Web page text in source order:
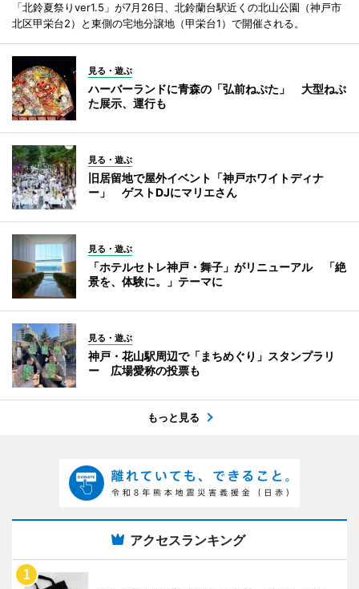
「北鈴夏祭りver1.5」が7月26日、北鈴蘭台駅近くの北山公園（神戸市
北区甲栄台2）と東側の宅地分譲地（甲栄台1）で開催される。
見る・遊ぶ
ハーバーランドに青森の「弘前ねぷた」 大型ねぷ
た展示、運行も
見る・遊ぶ
旧居留地で屋外イベント「神戸ホワイトディナ
ー」 ゲストDJにマリエさん
見る・遊ぶ
「ホテルセトレ神戸・舞子」がリニューアル 「絶
景を、体験に。」テーマに
見る・遊ぶ
神戸・花山駅周辺で「まちめぐり」スタンプラリ
ー 広場愛称の投票も
もっと見る
アクセスランキング